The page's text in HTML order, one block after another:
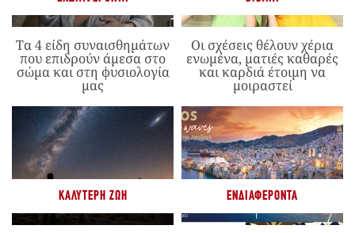
Τα 4 είδη συναισθημάτων
που επιδρούν άμεσα στο
σώμα και στη φυσιολογία
μας
Οι σχέσεις θέλουν χέρια
ενωμένα, ματιές καθαρές
και καρδιά έτοιμη να
μοιραστεί
ΚΑΛΎΤΕΡΗ ΖΩΉ ΕΝΔΙΑΦΈΡΟΝΤΑ